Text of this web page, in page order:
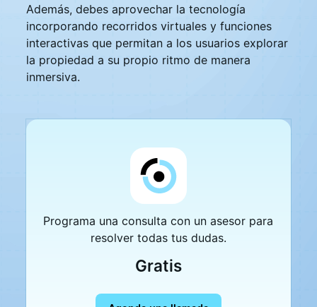
Además, debes aprovechar la tecnología
incorporando recorridos virtuales y funciones
interactivas que permitan a los usuarios explorar
la propiedad a su propio ritmo de manera
inmersiva.
Programa una consulta con un asesor para
resolver todas tus dudas.
Gratis